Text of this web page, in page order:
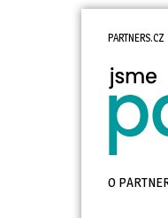
PARTNERS.CZ
O